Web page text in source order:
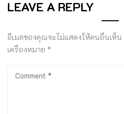
LEAVE A REPLY
อีเมลของคุณจะไม่แสดงให้คนอื่นเห็น
เครื่องหมาย *